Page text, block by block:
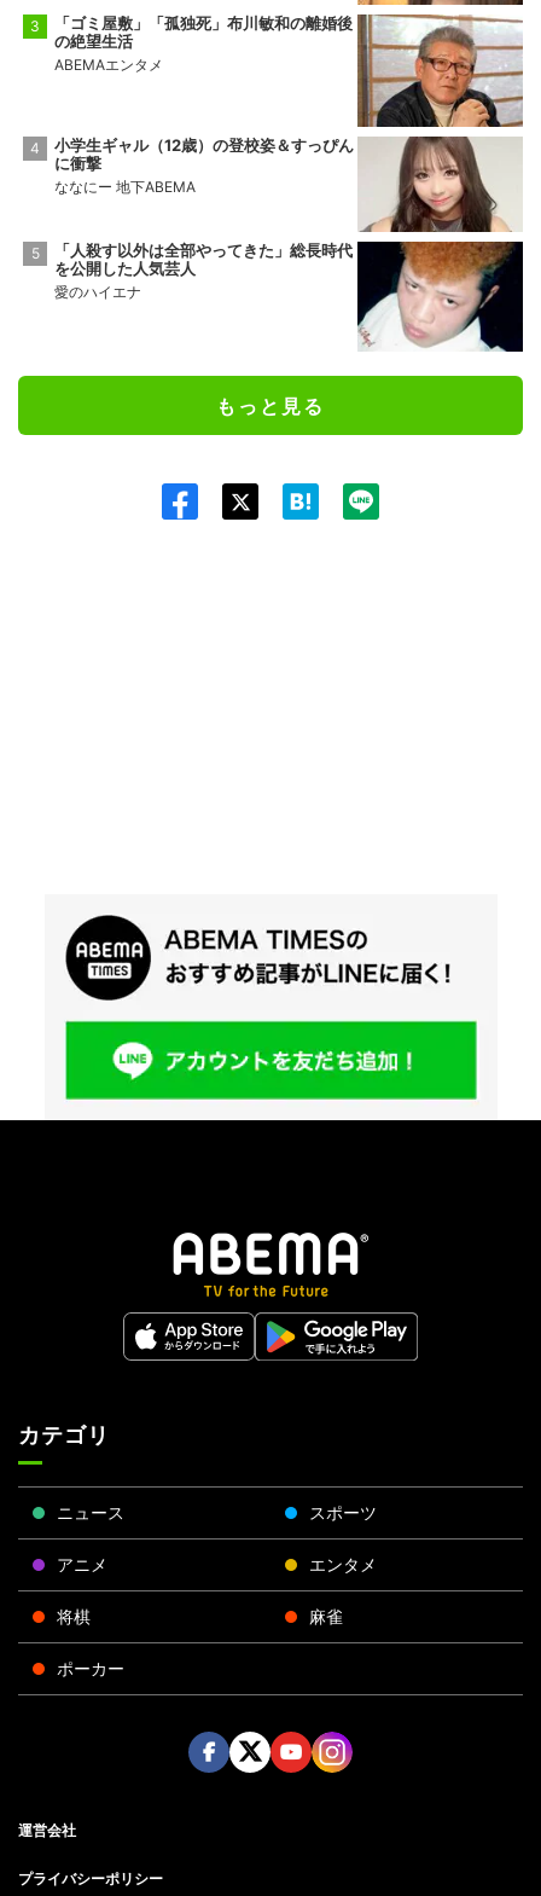
「ゴミ屋敷」「孤独死」布川敏和の離婚後
の絶望生活
ABEMAエンタメ
小学生ギャル（12歳）の登校姿＆すっぴん
に衝撃
ななにー 地下ABEMA
「人殺す以外は全部やってきた」総長時代
を公開した人気芸人
愛のハイエナ
もっと見る
カテゴリ
ニュース スポーツ
アニメ エンタメ
将棋 麻雀
ポーカー
運営会社
プライバシーポリシー